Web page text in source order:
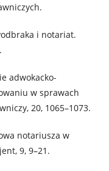
i notariat.
adwokacko-
w sprawach
20, 1065–1073.
notariusza w
9, 9–21.